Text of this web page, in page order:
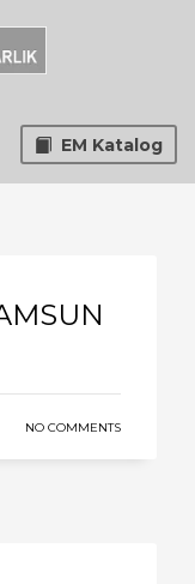
EM Katalog
NO COMMENTS